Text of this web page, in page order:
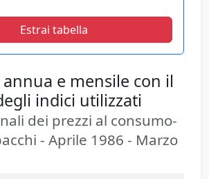
Estrai tabella
e mensile con il
indici utilizzati
dei prezzi al consumo-
- Aprile 1986 - Marzo